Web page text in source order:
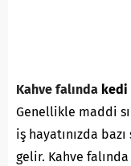
Kahve falında kedi
Genellikle maddi
iş hayatınızda bazı
gelir. Kahve